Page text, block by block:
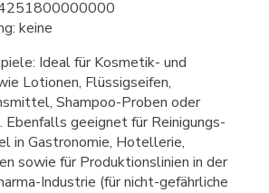
keine
Ideal für Kosmetik- und
Lotionen, Flüssigseifen,
Shampoo-Proben oder
geeignet für Reinigungs-
in Gastronomie, Hotellerie,
sowie für Produktionslinien in der
Industrie (für nicht-gefährliche